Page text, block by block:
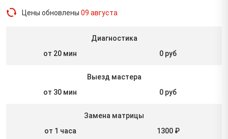
Цены обновлены 09 августа
Диагностика
от 20 мин
0 руб
Выезд мастера
от 30 мин
0 руб
Замена матрицы
от 1 часа
1300 ₽